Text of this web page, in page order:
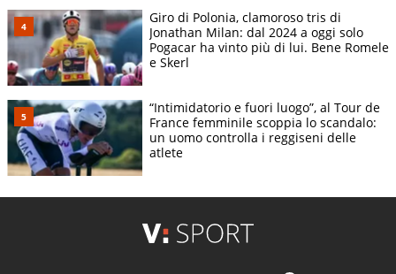
Giro di Polonia, clamoroso tris di
Jonathan Milan: dal 2024 a oggi solo
Pogacar ha vinto più di lui. Bene Romele
e Skerl
“Intimidatorio e fuori luogo”, al Tour de
France femminile scoppia lo scandalo:
un uomo controlla i reggiseni delle
atlete